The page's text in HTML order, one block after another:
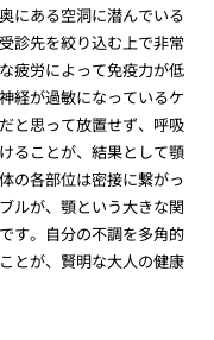
にある空洞に潜んでいる
診先を絞り込む上で非常
疲労によって免疫力が低
経が過敏になっているケ
と思って放置せず、呼吸
ることが、結果として顎
の各部位は密接に繋がっ
ルが、顎という大きな関
す。自分の不調を多角的
とが、賢明な大人の健康